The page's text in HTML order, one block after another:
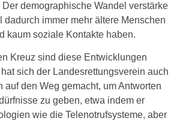
demographische Wandel verstärke
dadurch immer mehr ältere Menschen
kaum soziale Kontakte haben.
Kreuz sind diese Entwicklungen
sich der Landesrettungsverein auch
auf den Weg gemacht, um Antworten
zu geben, etwa indem er
wie die Telenotrufsysteme, aber